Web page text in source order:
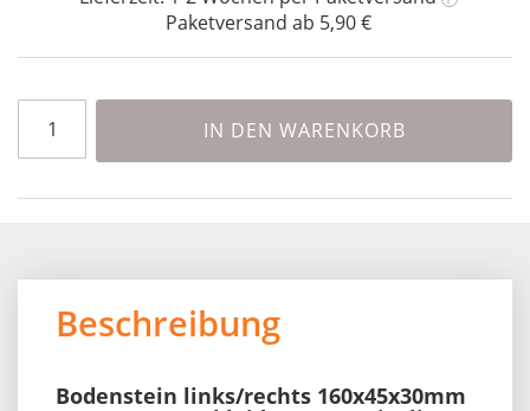
Paketversand ab 5,90 €
IN DEN WARENKORB
Beschreibung
Bodenstein links/rechts 160x45x30mm